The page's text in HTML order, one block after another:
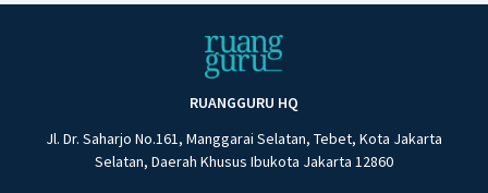
RUANGGURU HQ
Jl. Dr. Saharjo No.161, Manggarai Selatan, Tebet, Kota Jakarta
Selatan, Daerah Khusus Ibukota Jakarta 12860